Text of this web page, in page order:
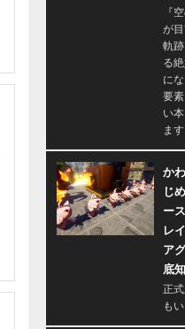
『
が
軌
る
に
要
い
ます
か
じ
ー
レ
ア
底
正
も